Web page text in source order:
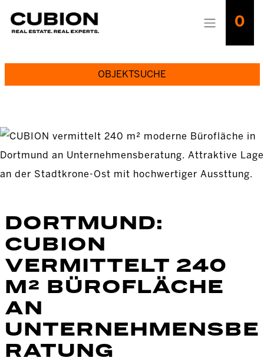
0
OBJEKTSUCHE
DORTMUND:
CUBION
VERMITTELT 240
M² BÜROFLÄCHE
AN
UNTERNEHMENSBE
RATUNG